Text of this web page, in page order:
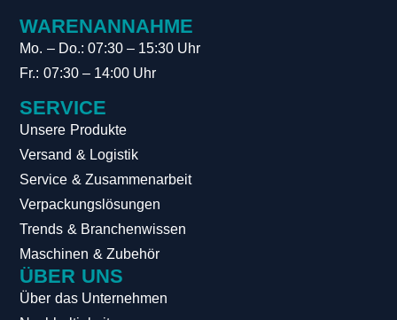
WARENANNAHME
Mo. – Do.: 07:30 – 15:30 Uhr
Fr.: 07:30 – 14:00 Uhr
SERVICE
Unsere Produkte
Versand & Logistik
Service & Zusammenarbeit
Verpackungslösungen
Trends & Branchenwissen
Maschinen & Zubehör
ÜBER UNS
Über das Unternehmen